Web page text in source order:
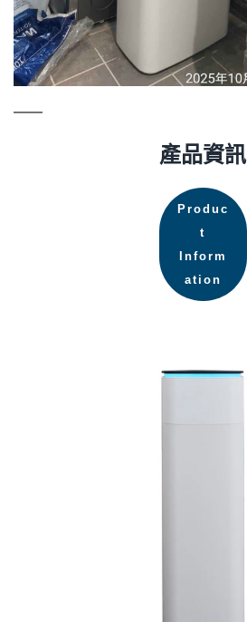
產品資訊
Produc
t
Inform
ation